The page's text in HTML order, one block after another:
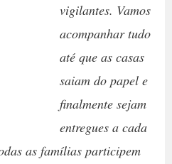
vigilantes. Vamos
acompanhar tudo
até que as casas
saiam do papel e
finalmente sejam
entregues a cada
as famílias participem